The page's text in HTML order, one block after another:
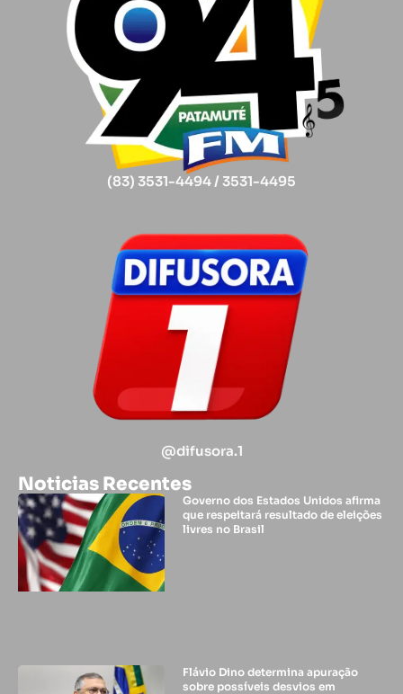
(83) 3531-4494 / 3531-4495
@difusora.1
Noticias Recentes
Governo dos Estados Unidos afirma
que respeitará resultado de eleições
livres no Brasil
Flávio Dino determina apuração
sobre possíveis desvios em